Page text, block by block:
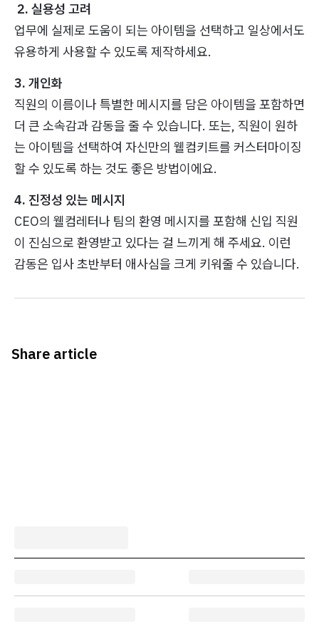
2. 실용성 고려
업무에 실제로 도움이 되는 아이템을 선택하고 일상에서도
유용하게 사용할 수 있도록 제작하세요.
3. 개인화
직원의 이름이나 특별한 메시지를 담은 아이템을 포함하면
더 큰 소속감과 감동을 줄 수 있습니다. 또는, 직원이 원하
는 아이템을 선택하여 자신만의 웰컴키트를 커스터마이징
할 수 있도록 하는 것도 좋은 방법이에요.
4. 진정성 있는 메시지
CEO의 웰컴레터나 팀의 환영 메시지를 포함해 신입 직원
이 진심으로 환영받고 있다는 걸 느끼게 해 주세요. 이런
감동은 입사 초반부터 애사심을 크게 키워줄 수 있습니다.
Share article